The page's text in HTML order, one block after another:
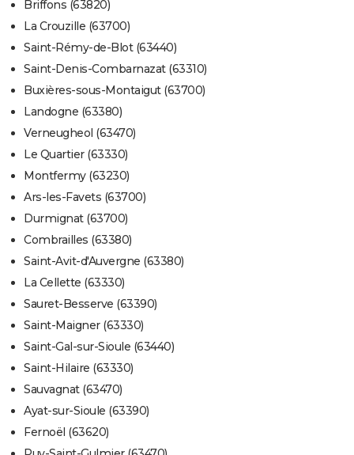
Briffons (63820)
La Crouzille (63700)
Saint-Rémy-de-Blot (63440)
Saint-Denis-Combarnazat (63310)
Buxières-sous-Montaigut (63700)
Landogne (63380)
Verneugheol (63470)
Le Quartier (63330)
Montfermy (63230)
Ars-les-Favets (63700)
Durmignat (63700)
Combrailles (63380)
Saint-Avit-d'Auvergne (63380)
La Cellette (63330)
Sauret-Besserve (63390)
Saint-Maigner (63330)
Saint-Gal-sur-Sioule (63440)
Saint-Hilaire (63330)
Sauvagnat (63470)
Ayat-sur-Sioule (63390)
Fernoël (63620)